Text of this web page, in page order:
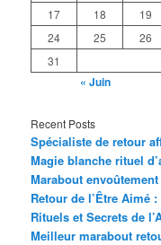
17
18 19
24
25 26
31
« Juin
Recent Posts
Spécialiste de retour
Magie blanche rituel
Marabout
Retour de l’Être Aimé
Rituels et Secrets de
Meilleur marabout